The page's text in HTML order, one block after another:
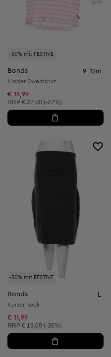
-50% mit FESTIVE
Bonds 9-12m
Kinder Sweatshirt
€ 15,99
Unverbindliche Preisempfehlung:
RRP € 22,00 (-27%)
-50% mit FESTIVE
Bonds L
Kurzer Rock
€ 11,99
Unverbindliche Preisempfehlung:
RRP € 19,00 (-36%)